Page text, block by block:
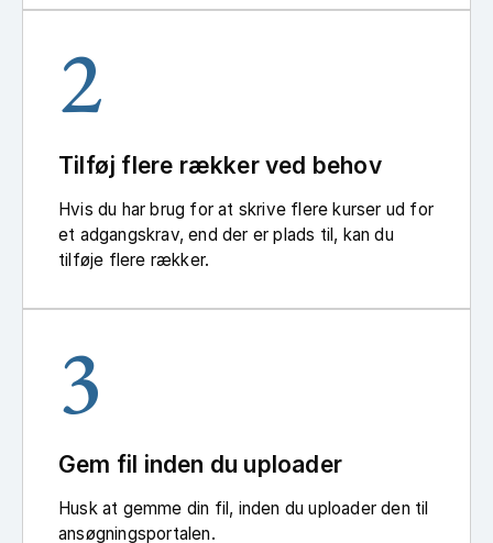
2
Tilføj flere rækker ved behov
Hvis du har brug for at skrive flere kurser ud for
et adgangskrav, end der er plads til, kan du
tilføje flere rækker.
3
Gem fil inden du uploader
Husk at gemme din fil, inden du uploader den til
ansøgningsportalen.